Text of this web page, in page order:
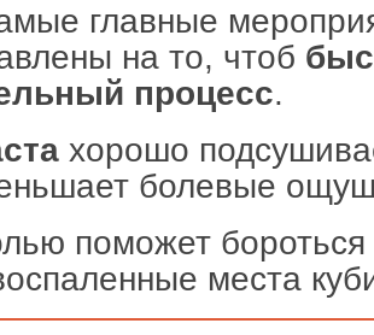
главные
на то, чтоб
процесс.
хорошо
болевые
поможет бороться
места